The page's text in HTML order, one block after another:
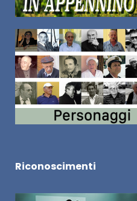
Riconoscimenti